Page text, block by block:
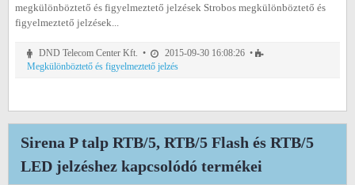
megkülönböztető és figyelmeztető jelzések Strobos megkülönböztető és
figyelmeztető jelzések...
DND Telecom Center Kft. •
2015-09-30 16:08:26 •
Megkülönböztető és figyelmeztető jelzés
Sirena P talp RTB/5, RTB/5 Flash és RTB/5
LED jelzéshez kapcsolódó termékei